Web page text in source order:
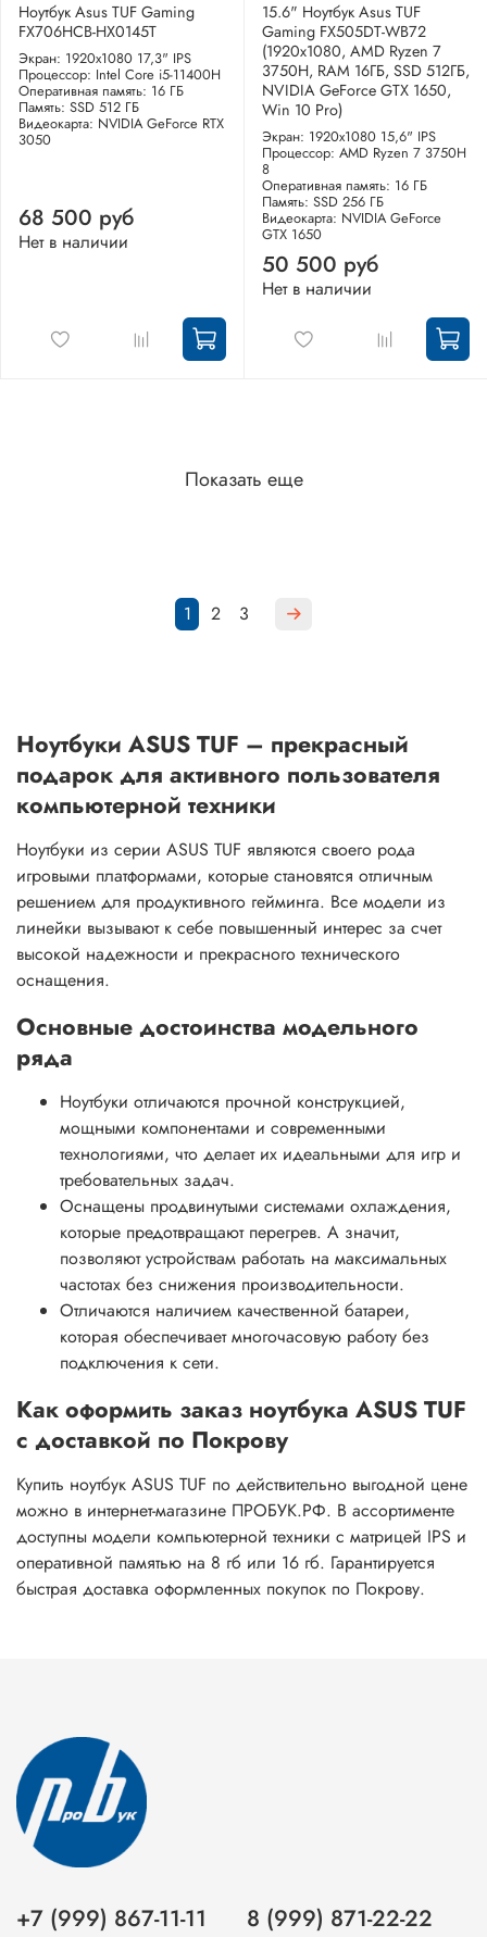
Ноутбук Asus TUF Gaming
FX706HCB-HX0145T
Экран: 1920x1080 17,3" IPS
Процессор: Intel Core i5-11400H
Оперативная память: 16 ГБ
Память: SSD 512 ГБ
Видеокарта: NVIDIA GeForce RTX
3050
68 500 руб
Нет в наличии
15.6" Ноутбук Asus TUF
Gaming FX505DT-WB72
(1920x1080, AMD Ryzen 7
3750H, RAM 16ГБ, SSD 512ГБ,
NVIDIA GeForce GTX 1650,
Win 10 Pro)
Экран: 1920x1080 15,6" IPS
Процессор: AMD Ryzen 7 3750H
8
Оперативная память: 16 ГБ
Память: SSD 256 ГБ
Видеокарта: NVIDIA GeForce
GTX 1650
50 500 руб
Нет в наличии
Показать еще
1 2 3
Ноутбуки ASUS TUF – прекрасный
подарок для активного пользователя
компьютерной техники
Ноутбуки из серии ASUS TUF являются своего рода
игровыми платформами, которые становятся отличным
решением для продуктивного гейминга. Все модели из
линейки вызывают к себе повышенный интерес за счет
высокой надежности и прекрасного технического
оснащения.
Основные достоинства модельного
ряда
Ноутбуки отличаются прочной конструкцией,
мощными компонентами и современными
технологиями, что делает их идеальными для игр и
требовательных задач.
Оснащены продвинутыми системами охлаждения,
которые предотвращают перегрев. А значит,
позволяют устройствам работать на максимальных
частотах без снижения производительности.
Отличаются наличием качественной батареи,
которая обеспечивает многочасовую работу без
подключения к сети.
Как оформить заказ ноутбука ASUS TUF
с доставкой по Покрову
Купить ноутбук ASUS TUF по действительно выгодной цене
можно в интернет-магазине ПРОБУК.РФ. В ассортименте
доступны модели компьютерной техники с матрицей IPS и
оперативной памятью на 8 гб или 16 гб. Гарантируется
быстрая доставка оформленных покупок по Покрову.
+7 (999) 867-11-11 8 (999) 871-22-22